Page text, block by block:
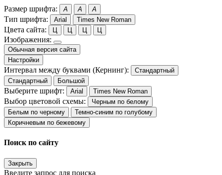
Размер шрифта: A A A
Тип шрифта: Arial Times New Roman
Цвета сайта: Ц Ц Ц Ц
Изображения:
Обычная версия сайта
Настройки
Интервал между буквами (Кернинг):
Стандартный
Стандартный
Большой
Выберите шрифт: Arial Times New Roman
Выбор цветовой схемы:
Черным по белому
Белым по черному
Темно-синим по голубому
Коричневым по бежевому
Поиск по сайту
Закрыть
Введите запрос для поиска